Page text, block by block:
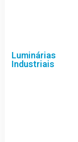
Luminárias
Industriais